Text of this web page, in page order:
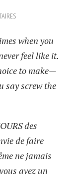
when you
feel like it.
to make—
say screw the
des
de faire
ne jamais
avez un